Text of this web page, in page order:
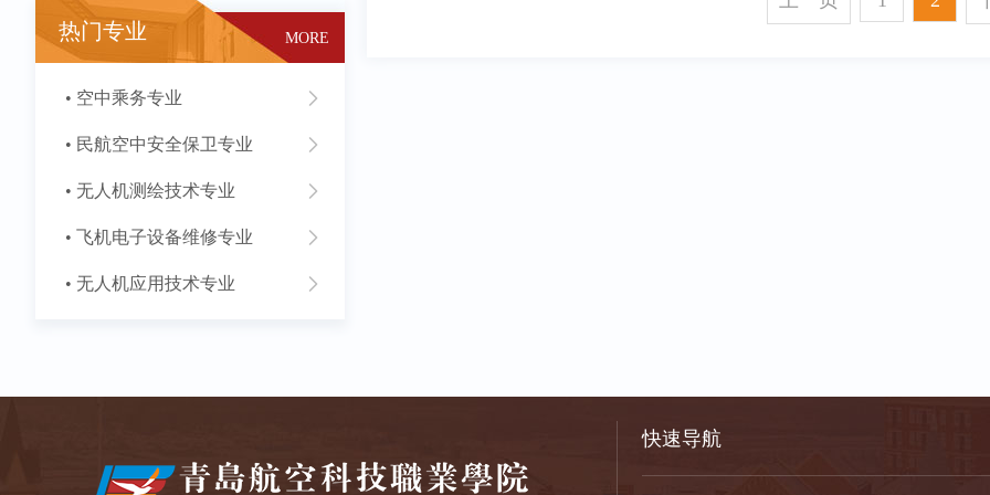
热门专业 MORE
• 空中乘务专业
• 民航空中安全保卫专业
• 无人机测绘技术专业
• 飞机电子设备维修专业
• 无人机应用技术专业
快速导航